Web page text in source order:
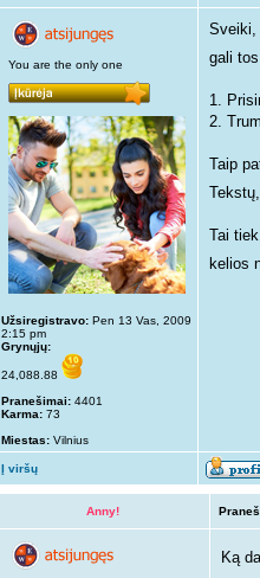
You are the only one
Užsiregistravo: Pen 13 Vas, 2009
2:15 pm
Grynųjų:
24,088.88
Pranešimai: 4401
Karma: 73
Miestas: Vilnius
Sveiki,
gali
1.
2.
Taip
Tai
kelios
Į viršų
Anny!
Ką